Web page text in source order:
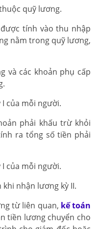
quỹ lương.
tính vào thu nhập
nằm trong quỹ lương,
và các khoản phụ cấp
của mỗi người.
phải khấu trừ khỏi
ra tổng số tiền phải
của mỗi người.
khi nhận lương kỳ II.
từ liên quan, kế toán
tiền lương chuyển cho